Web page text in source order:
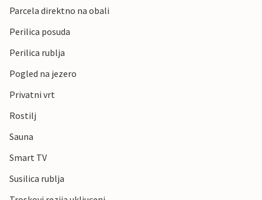
Parcela direktno na obali
Perilica posuda
Perilica rublja
Pogled na jezero
Privatni vrt
Rostilj
Sauna
Smart TV
Susilica rublja